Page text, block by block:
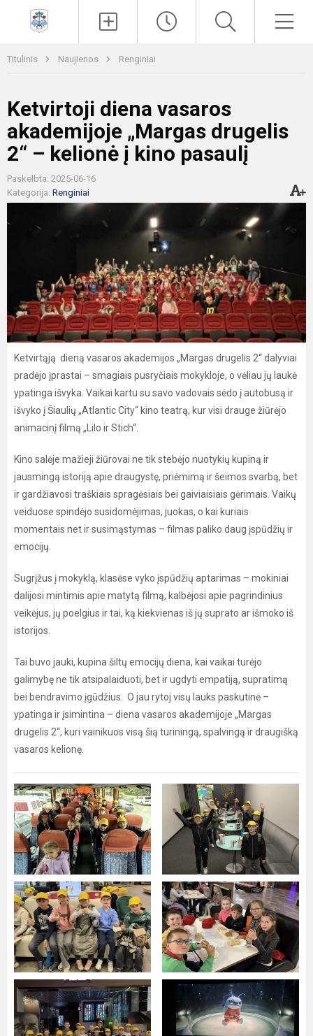
Titulinis Naujienos Renginiai
Ketvirtoji diena vasaros
akademijoje „Margas drugelis
2“ – kelionė į kino pasaulį
Paskelbta: 2025-06-16
Kategorija: Renginiai
Ketvirtąją dieną vasaros akademijos „Margas drugelis 2“ dalyviai
pradėjo įprastai – smagiais pusryčiais mokykloje, o vėliau jų laukė
ypatinga išvyka. Vaikai kartu su savo vadovais sėdo į autobusą ir
išvyko į Šiaulių „Atlantic City“ kino teatrą, kur visi drauge žiūrėjo
animacinį filmą „Lilo ir Stich“.
Kino salėje mažieji žiūrovai ne tik stebėjo nuotykių kupiną ir
jausmingą istoriją apie draugystę, priėmimą ir šeimos svarbą, bet
ir gardžiavosi traškiais spragėsiais bei gaiviaisiais gėrimais. Vaikų
veiduose spindėjo susidomėjimas, juokas, o kai kuriais
momentais net ir susimąstymas – filmas paliko daug įspūdžių ir
emocijų.
Sugrįžus į mokyklą, klasėse vyko įspūdžių aptarimas – mokiniai
dalijosi mintimis apie matytą filmą, kalbėjosi apie pagrindinius
veikėjus, jų poelgius ir tai, ką kiekvienas iš jų suprato ar išmoko iš
istorijos.
Tai buvo jauki, kupina šiltų emocijų diena, kai vaikai turėjo
galimybę ne tik atsipalaiduoti, bet ir ugdyti empatiją, supratimą
bei bendravimo įgūdžius. O jau rytoj visų lauks paskutinė –
ypatinga ir įsimintina – diena vasaros akademijoje „Margas
drugelis 2“, kuri vainikuos visą šią turiningą, spalvingą ir draugišką
vasaros kelionę.